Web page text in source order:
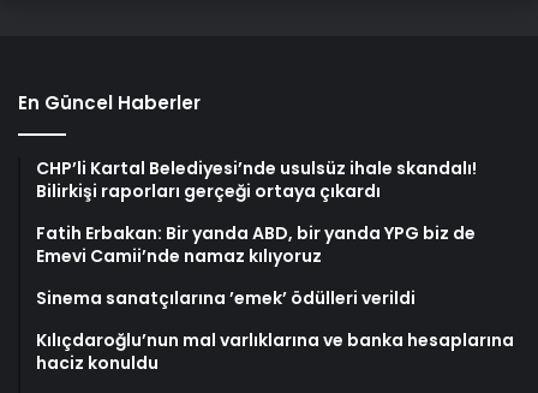
En Güncel Haberler
CHP’li Kartal Belediyesi’nde usulsüz ihale skandalı!
Bilirkişi raporları gerçeği ortaya çıkardı
Fatih Erbakan: Bir yanda ABD, bir yanda YPG biz de
Emevi Camii’nde namaz kılıyoruz
Sinema sanatçılarına ’emek’ ödülleri verildi
Kılıçdaroğlu’nun mal varlıklarına ve banka hesaplarına
haciz konuldu